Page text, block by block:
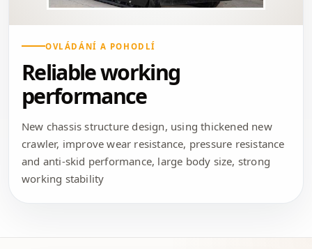
OVLÁDÁNÍ A POHODLÍ
Reliable working
performance
New chassis structure design, using thickened new
crawler, improve wear resistance, pressure resistance
and anti-skid performance, large body size, strong
working stability